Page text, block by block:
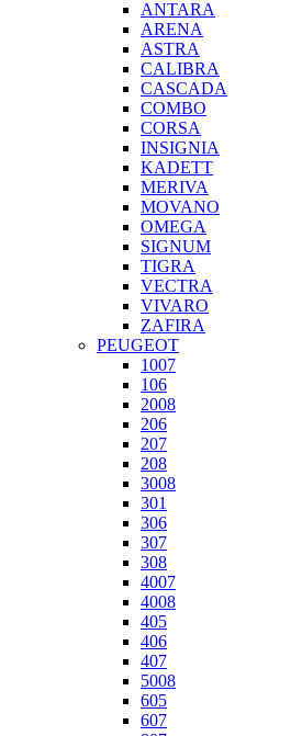
ANTARA
ARENA
ASTRA
CALIBRA
CASCADA
COMBO
CORSA
INSIGNIA
KADETT
MERIVA
MOVANO
OMEGA
SIGNUM
TIGRA
VECTRA
VIVARO
ZAFIRA
PEUGEOT
1007
106
2008
206
207
208
3008
301
306
307
308
4007
4008
405
406
407
5008
605
607